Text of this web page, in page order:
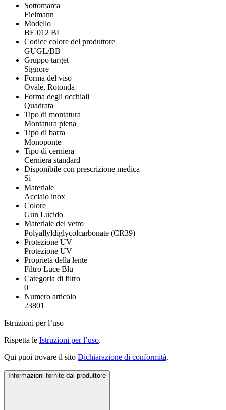
Sottomarca
Fielmann
Modello
BE 012 BL
Codice colore del produttore
GUGL/BB
Gruppo target
Signore
Forma del viso
Ovale, Rotonda
Forma degli occhiali
Quadrata
Tipo di montatura
Montatura piena
Tipo di barra
Monoponte
Tipo di cerniera
Cerniera standard
Disponibile con prescrizione medica
Si
Materiale
Acciaio inox
Colore
Gun Lucido
Materiale del vetro
Polyallyldiglycolcarbonate (CR39)
Protezione UV
Protezione UV
Proprietà della lente
Filtro Luce Blu
Categoria di filtro
0
Numero articolo
23801
Istruzioni per l’uso
Rispetta le Istruzioni per l’uso.
Qui puoi trovare il sito Dichiarazione di conformità.
Informazioni fornite dal produttore